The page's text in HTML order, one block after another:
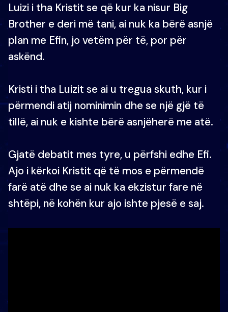
Luizi i tha Kristit se që kur ka nisur Big
Brother e deri më tani, ai nuk ka bërë asnjë
plan me Efin, jo vetëm për të, por për
askënd.
Kristi i tha Luizit se ai u tregua skuth, kur i
përmendi atij nominimin dhe se një gjë të
tillë, ai nuk e kishte bërë asnjëherë me atë.
Gjatë debatit mes tyre, u përfshi edhe Efi.
Ajo i kërkoi Kristit që të mos e përmendë
farë atë dhe se ai nuk ka ekzistur fare në
shtëpi, në kohën kur ajo ishte pjesë e saj.